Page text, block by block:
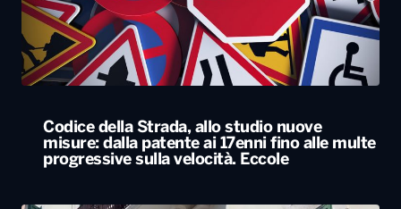
Codice della Strada, allo studio nuove
misure: dalla patente ai 17enni fino alle multe
progressive sulla velocità. Eccole